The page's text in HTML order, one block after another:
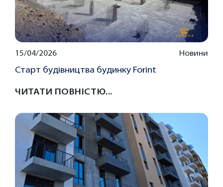
15/04/2026 Новини
Старт будівництва будинку Forint
ЧИТАТИ ПОВНІСТЮ...